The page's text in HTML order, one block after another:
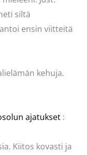
siltä
ensin viitteitä
kehuja.
ajatukset :
Kiitos kovasti ja